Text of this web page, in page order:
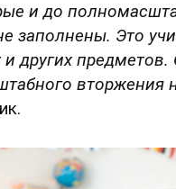
и до
заполнены. Это
других предметов.
вторжения